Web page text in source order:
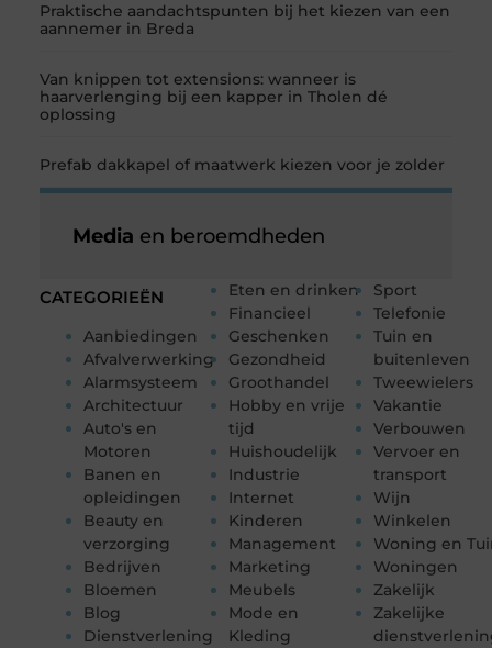
Praktische aandachtspunten bij het kiezen van een
aannemer in Breda
Van knippen tot extensions: wanneer is
haarverlenging bij een kapper in Tholen dé
oplossing
Prefab dakkapel of maatwerk kiezen voor je zolder
CATEGORIEËN
Aanbiedingen
Afvalverwerking
Alarmsysteem
Architectuur
Auto's en
Motoren
Banen en
opleidingen
Beauty en
verzorging
Bedrijven
Bloemen
Blog
Dienstverlening
Eten en drinken
Financieel
Geschenken
Gezondheid
Groothandel
Hobby en vrije
tijd
Huishoudelijk
Industrie
Internet
Kinderen
Management
Marketing
Meubels
Mode en
Kleding
Sport
Telefonie
Tuin en
buitenleven
Tweewielers
Vakantie
Verbouwen
Vervoer en
transport
Wijn
Winkelen
Woning en
Woningen
Zakelijk
Zakelijke
Media en beroemdheden